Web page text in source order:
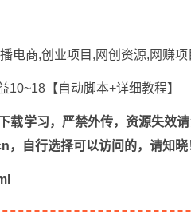
电商,创业项目,网创资源, 网赚项
载学习，严禁外传，资源失效
自行选择可以访问的，请知晓